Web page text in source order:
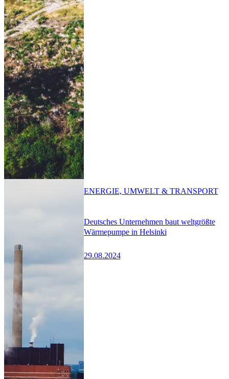
Deutsches Unternehmen baut weltgrößte
Wärmepumpe in Helsinki
29.08.2024
ENERGIE, UMWELT & TRANSPORT